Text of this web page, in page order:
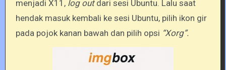
menjadi X11, log out dari sesi Ubuntu. Lalu saat
hendak masuk kembali ke sesi Ubuntu, pilih ikon gir
pada pojok kanan bawah dan pilih opsi “Xorg”.